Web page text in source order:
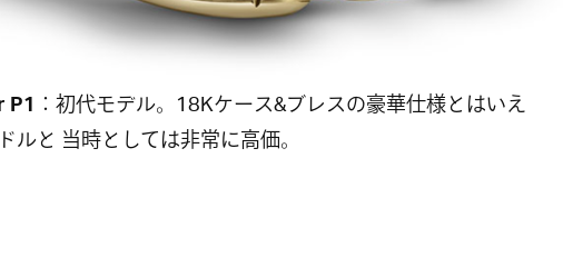
：初代モデル。18Kケース&ブレスの豪華仕様とはいえ
ルと 当時としては非常に高価。